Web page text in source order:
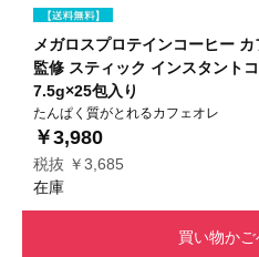
メガロスプロテインコーヒー
監修 スティック インスタント
7.5g×25包入り
たんぱく質がとれるカフェオレ
￥3,980
税抜 ￥3,685
在庫
買い物かご